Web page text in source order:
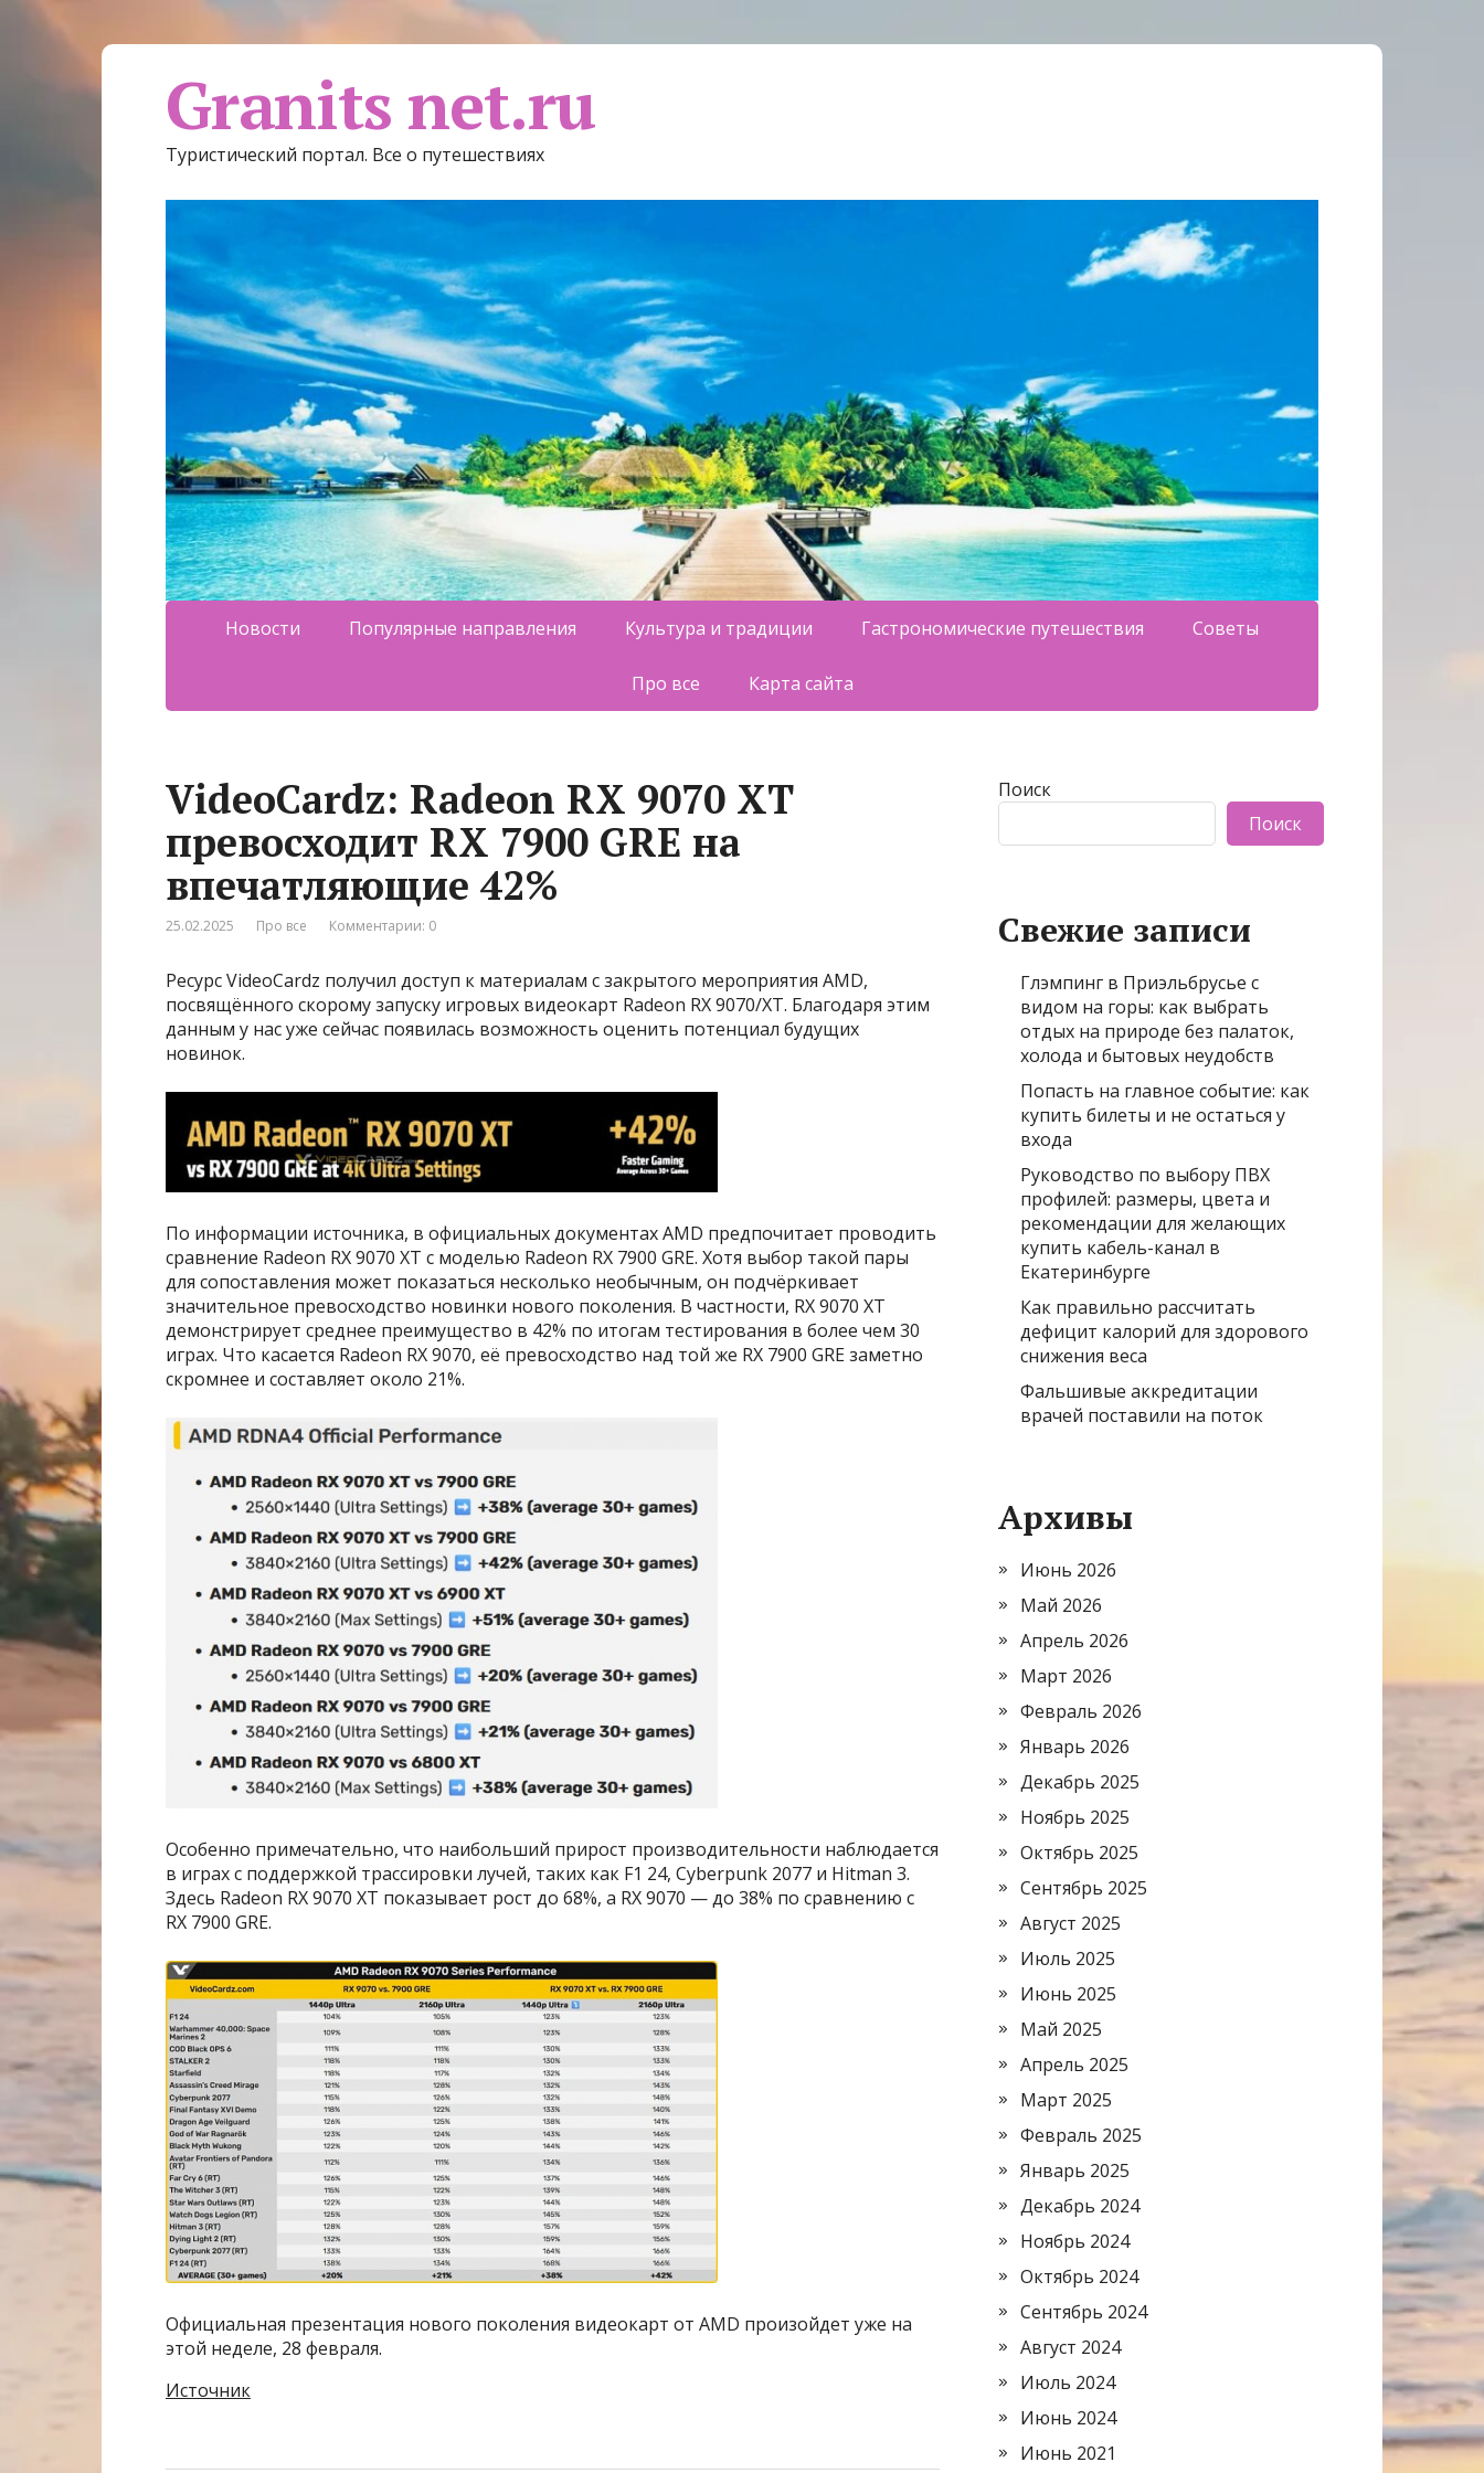
Granits net.ru
Туристический портал. Все о путешествиях
Новости Популярные направления Культура и традиции Гастрономические путешествия Советы
Про все Карта сайта
VideoCardz: Radeon RX 9070 XT
превосходит RX 7900 GRE на
впечатляющие 42%
25.02.2025 Про все Комментарии: 0
Ресурс VideoCardz получил доступ к материалам с закрытого мероприятия AMD,
посвящённого скорому запуску игровых видеокарт Radeon RX 9070/XT. Благодаря этим
данным у нас уже сейчас появилась возможность оценить потенциал будущих
новинок.
По информации источника, в официальных документах AMD предпочитает проводить
сравнение Radeon RX 9070 XT с моделью Radeon RX 7900 GRE. Хотя выбор такой пары
для сопоставления может показаться несколько необычным, он подчёркивает
значительное превосходство новинки нового поколения. В частности, RX 9070 XT
демонстрирует среднее преимущество в 42% по итогам тестирования в более чем 30
играх. Что касается Radeon RX 9070, её превосходство над той же RX 7900 GRE заметно
скромнее и составляет около 21%.
Особенно примечательно, что наибольший прирост производительности наблюдается
в играх с поддержкой трассировки лучей, таких как F1 24, Cyberpunk 2077 и Hitman 3.
Здесь Radeon RX 9070 XT показывает рост до 68%, а RX 9070 — до 38% по сравнению с
RX 7900 GRE.
Официальная презентация нового поколения видеокарт от AMD произойдет уже на
этой неделе, 28 февраля.
Источник
Поиск
Поиск
Свежие записи
Глэмпинг в Приэльбрусье с
видом на горы: как выбрать
отдых на природе без палаток,
холода и бытовых неудобств
Попасть на главное событие: как
купить билеты и не остаться у
входа
Руководство по выбору ПВХ
профилей: размеры, цвета и
рекомендации для желающих
купить кабель-канал в
Екатеринбурге
Как правильно рассчитать
дефицит калорий для здорового
снижения веса
Фальшивые аккредитации
врачей поставили на поток
Архивы
Июнь 2026
Май 2026
Апрель 2026
Март 2026
Февраль 2026
Январь 2026
Декабрь 2025
Ноябрь 2025
Октябрь 2025
Сентябрь 2025
Август 2025
Июль 2025
Июнь 2025
Май 2025
Апрель 2025
Март 2025
Февраль 2025
Январь 2025
Декабрь 2024
Ноябрь 2024
Октябрь 2024
Сентябрь 2024
Август 2024
Июль 2024
Июнь 2024
Июнь 2021